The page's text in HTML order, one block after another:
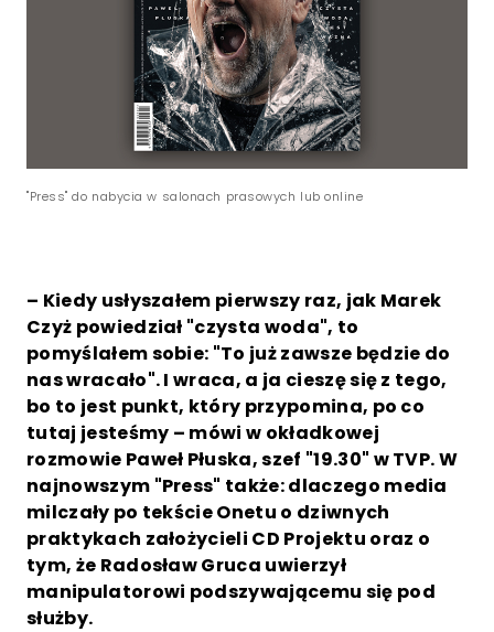
"Press" do nabycia w salonach prasowych lub online
– Kiedy usłyszałem pierwszy raz, jak Marek
Czyż powiedział "czysta woda", to
pomyślałem sobie: "To już zawsze będzie do
nas wracało". I wraca, a ja cieszę się z tego,
bo to jest punkt, który przypomina, po co
tutaj jesteśmy – mówi w okładkowej
rozmowie Paweł Płuska, szef "19.30" w TVP. W
najnowszym "Press" także: dlaczego media
milczały po tekście Onetu o dziwnych
praktykach założycieli CD Projektu oraz o
tym, że Radosław Gruca uwierzył
manipulatorowi podszywającemu się pod
służby.